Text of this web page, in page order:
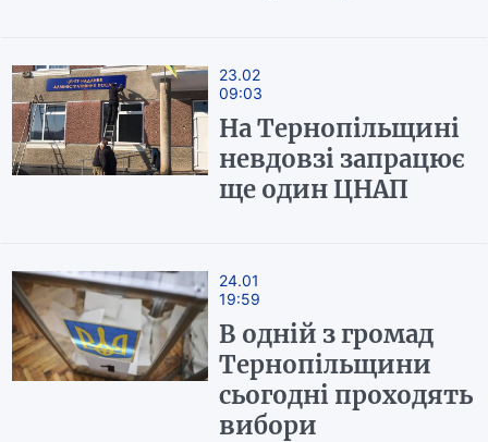
23.02
09:03
На Тернопільщині
невдовзі запрацює
ще один ЦНАП
24.01
19:59
В одній з громад
Тернопільщини
сьогодні проходять
вибори